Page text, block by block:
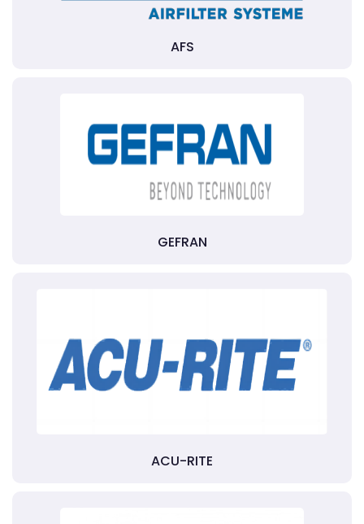
AFS
GEFRAN
ACU-RITE